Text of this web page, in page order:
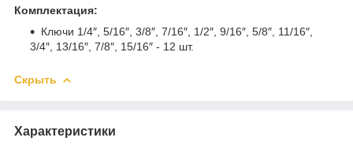
Комплектация:
Ключи 1/4″, 5/16″, 3/8″, 7/16″, 1/2″, 9/16″, 5/8″, 11/16″,
3/4″, 13/16″, 7/8″, 15/16″ - 12 шт.
Скрыть
Характеристики